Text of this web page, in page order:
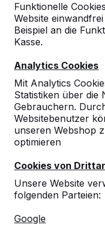
Funktionelle
Website
Beispiel an die
Kasse.
Analytics Cookies
Mit Analytics
Statistiken über die
Gebrauchern.
Websitebenutzer
unseren Webshop
optimieren
Cookies von
Unsere Website
folgenden Parteien:
Google